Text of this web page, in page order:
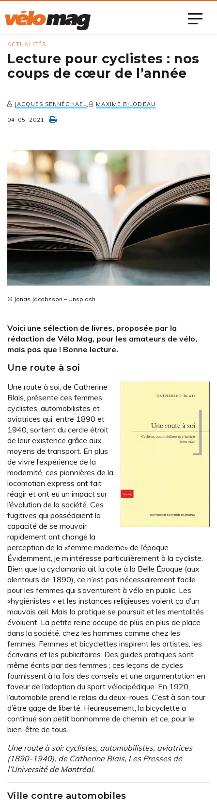
ACTUALITÉS
Lecture pour cyclistes : nos
coups de cœur de l’année
JACQUES SENNÉCHAEL , MAXIME BILODEAU
04-05-2021
© Jonas Jacobsson – Unsplash
Voici une sélection de livres, proposée par la
rédaction de Vélo Mag, pour les amateurs de vélo,
mais pas que ! Bonne lecture.
Une route à soi
Une route à soi, de Catherine
Blais, présente ces femmes
cyclistes, automobilistes et
aviatrices qui, entre 1890 et
1940, sortent du cercle étroit
de leur existence grâce aux
moyens de transport. En plus
de vivre l’expérience de la
modernité, ces pionnières de la
locomotion express ont fait
réagir et ont eu un impact sur
l’évolution de la société. Ces
fugitives qui possédaient la
capacité de se mouvoir
rapidement ont changé la
perception de la «femme moderne» de l’époque.
Évidemment, je m’intéresse particulièrement à la cycliste.
Bien que la cyclomania ait la cote à la Belle Époque (aux
alentours de 1890), ce n’est pas nécessairement facile
pour les femmes qui s’aventurent à vélo en public. Les
«hygiénistes » et les instances religieuses voient ça d’un
mauvais œil. Mais la pratique se poursuit et les mentalités
évoluent. La petite reine occupe de plus en plus de place
dans la société, chez les hommes comme chez les
femmes. Femmes et bicyclettes inspirent les artistes, les
écrivains et les publicitaires. Des guides pratiques sont
même écrits par des femmes ; ces leçons de cycles
fournissent à la fois des conseils et une argumentation en
faveur de l’adoption du sport vélocipédique. En 1920,
l’automobile prend le relais du deux-roues. C’est à son tour
d’être gage de liberté. Heureusement, la bicyclette a
continué son petit bonhomme de chemin, et ce, pour le
bien-être de tous.
Une route à soi: cyclistes, automobilistes, aviatrices
(1890-1940), de Catherine Blais, Les Presses de
l’Université de Montréal.
Ville contre automobiles